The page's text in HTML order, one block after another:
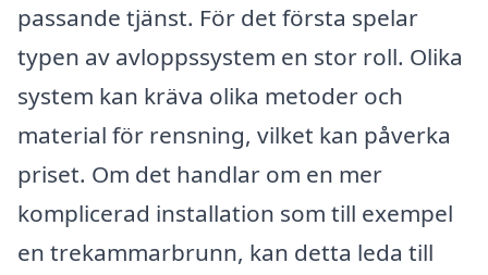
passande tjänst. För det första spelar
typen av avloppssystem en stor roll. Olika
system kan kräva olika metoder och
material för rensning, vilket kan påverka
priset. Om det handlar om en mer
komplicerad installation som till exempel
en trekammarbrunn, kan detta leda till